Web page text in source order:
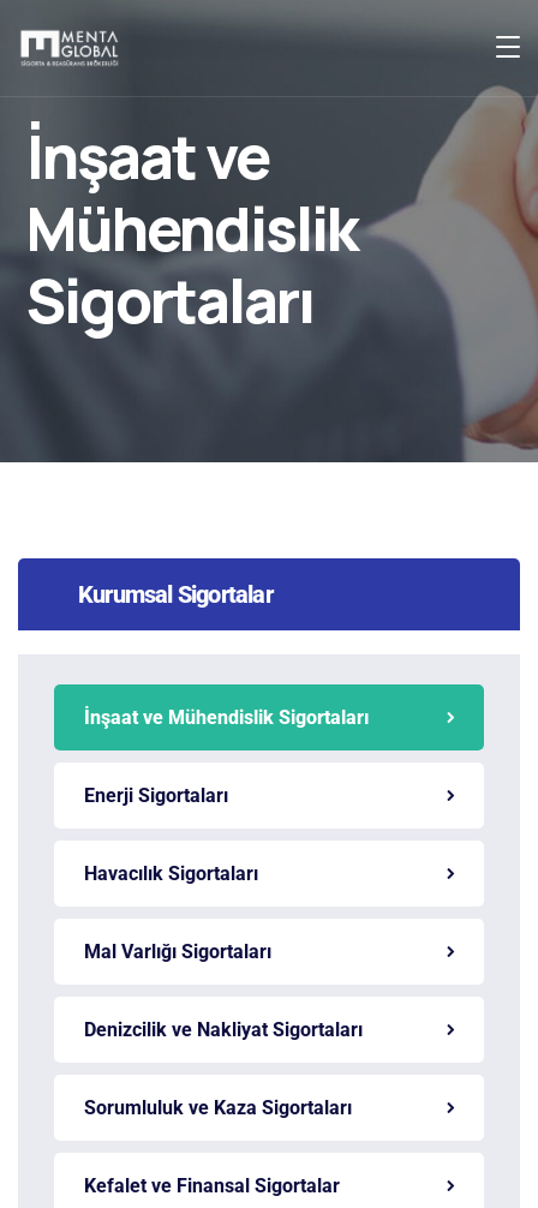
İnşaat ve
Mühendislik
Sigortaları
Kurumsal Sigortalar
İnşaat ve Mühendislik Sigortaları
Enerji Sigortaları
Havacılık Sigortaları
Mal Varlığı Sigortaları
Denizcilik ve Nakliyat Sigortaları
Sorumluluk ve Kaza Sigortaları
Kefalet ve Finansal Sigortalar